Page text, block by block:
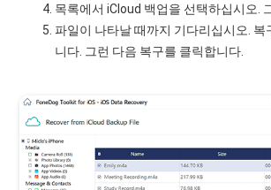
목록에서 iCloud 백업을 선택하십시오.
파일이 나타날 때까지 기다리십시오. 복
니다. 그런 다음 복구를 클릭합니다.